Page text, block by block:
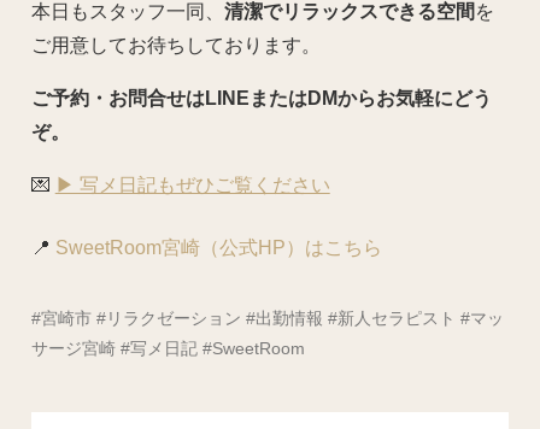
本日もスタッフ一同、 清潔でリラックスできる空間 を
ご用意してお待ちしております。
ご予約・お問合せはLINEまたはDMからお気軽にどう
ぞ。
💌 ▶ 写メ日記もぜひご覧ください
📍 SweetRoom宮崎（公式HP）はこちら
#宮崎市 #リラクゼーション #出勤情報 #新人セラピスト #マッ
サージ宮崎 #写メ日記 #SweetRoom